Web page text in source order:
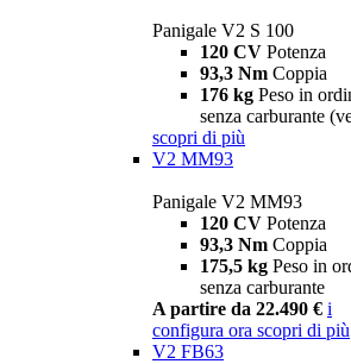
Panigale V2 S 100
120 CV Potenza
93,3 Nm Coppia
176 kg Peso in
senza carburante
scopri di più
V2 MM93
Panigale V2 MM93
120 CV Potenza
93,3 Nm Coppia
175,5 kg Peso in
senza carburante
A partire da 22.490 € i
configura ora scopri di più
V2 FB63